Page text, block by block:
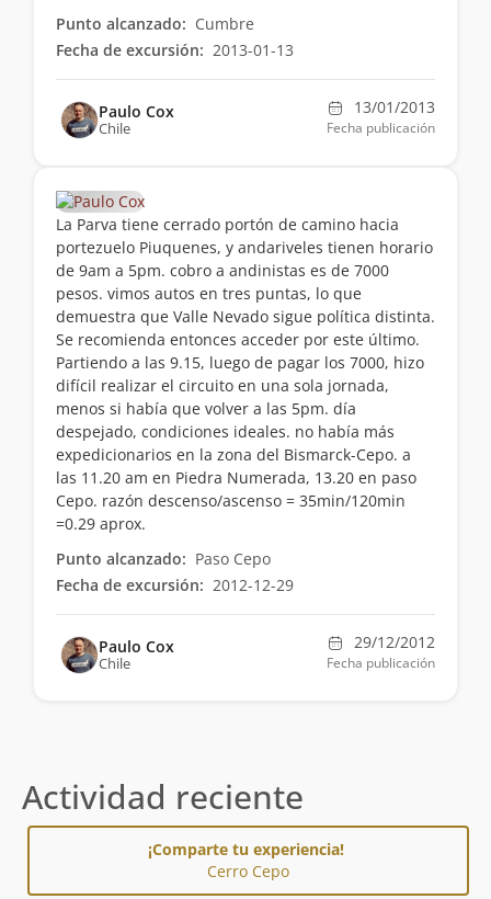
Punto alcanzado: Cumbre
Fecha de excursión: 2013-01-13
Paulo Cox
Chile
13/01/2013
Fecha publicación
La Parva tiene cerrado portón de camino hacia
portezuelo Piuquenes, y andariveles tienen horario
de 9am a 5pm. cobro a andinistas es de 7000
pesos. vimos autos en tres puntas, lo que
demuestra que Valle Nevado sigue política distinta.
Se recomienda entonces acceder por este último.
Partiendo a las 9.15, luego de pagar los 7000, hizo
difícil realizar el circuito en una sola jornada,
menos si había que volver a las 5pm. día
despejado, condiciones ideales. no había más
expedicionarios en la zona del Bismarck-Cepo. a
las 11.20 am en Piedra Numerada, 13.20 en paso
Cepo. razón descenso/ascenso = 35min/120min
=0.29 aprox.
Punto alcanzado: Paso Cepo
Fecha de excursión: 2012-12-29
Paulo Cox
Chile
29/12/2012
Fecha publicación
Actividad reciente
¡Comparte tu experiencia!
Cerro Cepo